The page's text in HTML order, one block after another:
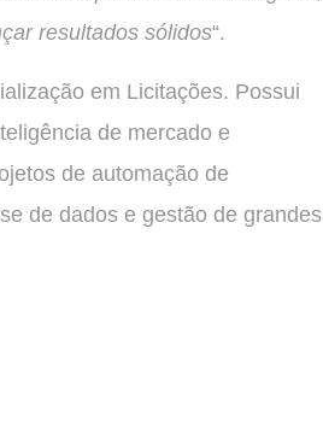
resultados sólidos“.
em Licitações. Possui
de mercado e
de automação de
de dados e gestão de grandes